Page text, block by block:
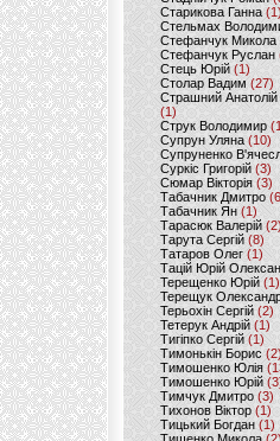
Старикова Ганна (1)
Стельмах
Стефанчук Микола
Стефанчук Руслан
Стець Юрій (1)
Столар Вадим(27)
Страшний Анатолій
(1)
Струк Володимир
Супрун Уляна (10)
Супруненко
Суркіс Григорій (3)
Сюмар Вікторія (3)
Табачник Дмитро
Табачник Ян(1)
Тарасюк Валерій (2)
Тарута Сергій (8)
Татаров Олег(1)
Тацій Юрій
Терещенко Юрій(1)
Терещук
Терьохін Сергій (2)
Тетерук Андрій (1)
Тигіпко Сергій(1)
Тимонькін Борис (2)
Тимошенко Юлія
Тимошенко Юрій
Тимчук Дмитро (3)
Тихонов Віктор (1)
Тицький Богдан (1)